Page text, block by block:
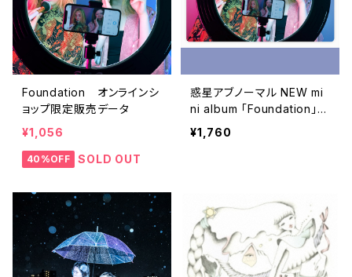
Foundation オンラインシ
ョップ限定販売データ
¥1,056
40%OFF SOLD OUT
惑星アブノーマル NEW mi
ni album 「Foundation」ダ
ウンロードカード
¥1,760